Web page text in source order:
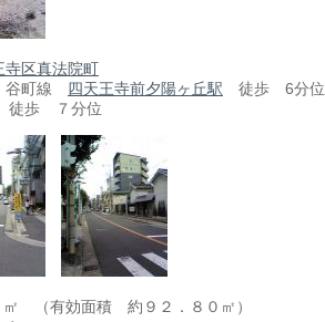
寺区真法院町
谷町線 四天王寺前夕陽ヶ丘駅 徒歩 6分位
徒歩 ７分位
（有効面積 約９２．８０㎡）